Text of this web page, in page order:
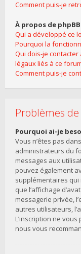
Comment puis-je
À propos de phpBB
Qui a développé ce
Pourquoi la
Qui dois-je contacter
légaux liés à ce
Comment puis-je
Problèmes
Pourquoi ai-je
Vous n’êtes pas
administrateurs du
messages aux
pouvez également
supplémentaires
que l’affichage
messagerie privée,
autres utilisateurs,
L’inscription ne vous
nous vous